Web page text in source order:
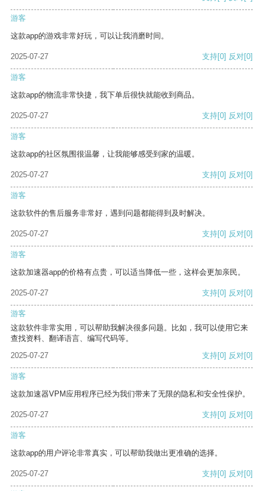
游客
这款app的游戏非常好玩，可以让我消磨时间。
2025-07-27 支持[0] 反对[0]
游客
这款app的物流非常快捷，我下单后很快就能收到商品。
2025-07-27 支持[0] 反对[0]
游客
这款app的社区氛围很温馨，让我能够感受到家的温暖。
2025-07-27 支持[0] 反对[0]
游客
这款软件的售后服务非常好，遇到问题都能得到及时解决。
2025-07-27 支持[0] 反对[0]
游客
这款加速器app的价格有点贵，可以适当降低一些，这样会更加亲民。
2025-07-27 支持[0] 反对[0]
游客
这款软件非常实用，可以帮助我解决很多问题。比如，我可以使用它来
查找资料、翻译语言、编写代码等。
2025-07-27
支持[0] 反对[0]
游客
这款加速器VPM应用程序已经为我们带来了无限的隐私和安全性保护。
2025-07-27 支持[0] 反对[0]
游客
这款app的用户评论非常真实，可以帮助我做出更准确的选择。
2025-07-27 支持[0] 反对[0]